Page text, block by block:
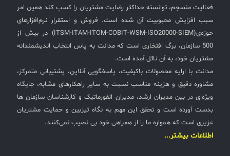
فعالیت منسجم، توانسته حداکثر رضایت مشتریان را کسب کند همین امر
سبب افزایش محبوبیت آن شده است. فروش و استقرار نرم‌افزارهای
حوزه‌ی(ITSM-ITAM-ITOM-COBIT-WSM-ISO20000-SIEM) در بیش از
500 سازمان، برگ افتخاری است که مدانت به پاس انتخاب اندیشمندانه
مشتریان خود، به آن نائل آمده است.
مدانت با ارایه محصولات باکیفیت، پاسخگویی آنلاین، پشتیبانی متمرکز،
مشاوره دقیق و هزینه مناسب نسبت به سایر راهکارهای مشابه، جایگاه
ویژه‌ای در بین مدیران ارشد، مدیران انفورماتیک و کارشناسان سازمان ها
بدست آورده است و تحقق این مهم به نگاه تیزبین و حمایت مشتریان
عزیزی است که همواره ما را از همراهی خود بی نصیب نمی‌کنند.
اطلاعات بیشتر...